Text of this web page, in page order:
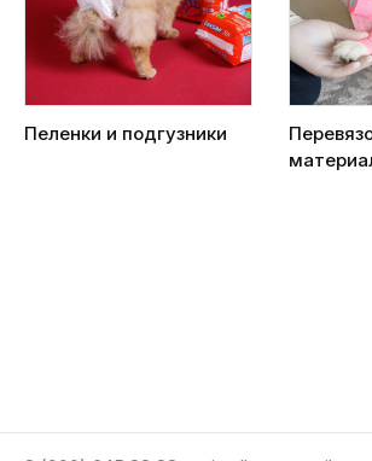
Пеленки и подгузники